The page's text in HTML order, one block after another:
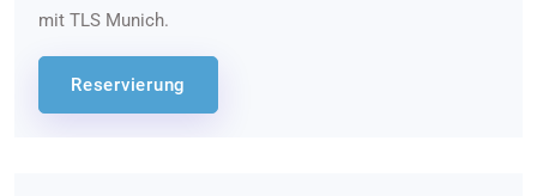
mit TLS Munich.
Reservierung